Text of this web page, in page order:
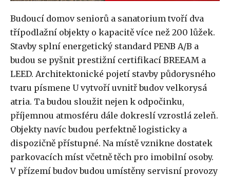
Budoucí domov seniorů a sanatorium tvoří dva
třípodlažní objekty o kapacitě více než 200 lůžek.
Stavby splní energetický standard PENB A/B a
budou se pyšnit prestižní certifikací BREEAM a
LEED. Architektonické pojetí stavby půdorysného
tvaru písmene U vytvoří uvnitř budov velkorysá
atria. Ta budou sloužit nejen k odpočinku,
příjemnou atmosféru dále dokreslí vzrostlá zeleň.
Objekty navíc budou perfektně logisticky a
dispozičně přístupné. Na místě vznikne dostatek
parkovacích míst včetně těch pro imobilní osoby.
V přízemí budov budou umístěny servisní provozy